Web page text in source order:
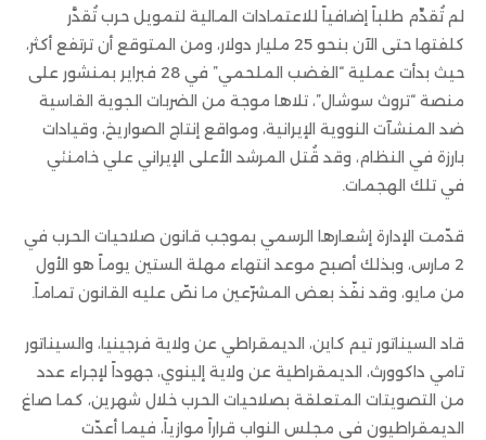
لم تُقدِّم طلباً إضافياً للاعتمادات المالية لتمويل حرب تُقدَّر
كلفتها حتى الآن بنحو 25 مليار دولار، ومن المتوقع أن ترتفع أكثر،
حيث بدأت عملية “الغضب الملحمي” في 28 فبراير بمنشور على
منصة “تروث سوشال”، تلاها موجة من الضربات الجوية القاسية
ضد المنشآت النووية الإيرانية، ومواقع إنتاج الصواريخ، وقيادات
بارزة في النظام، وقد قُتل المرشد الأعلى الإيراني علي خامنئي
في تلك الهجمات.
قدّمت الإدارة إشعارها الرسمي بموجب قانون صلاحيات الحرب في
2 مارس، وبذلك أصبح موعد انتهاء مهلة الستين يوماً هو الأول
من مايو، وقد نفّذ بعض المشرّعين ما نصّ عليه القانون تماماً.
قاد السيناتور تيم كاين، الديمقراطي عن ولاية فرجينيا، والسيناتور
تامي داكوورث، الديمقراطية عن ولاية إلينوي، جهوداً لإجراء عدد
من التصويتات المتعلقة بصلاحيات الحرب خلال شهرين، كما صاغ
الديمقراطيون في مجلس النواب قراراً موازياً، فيما أعدّت